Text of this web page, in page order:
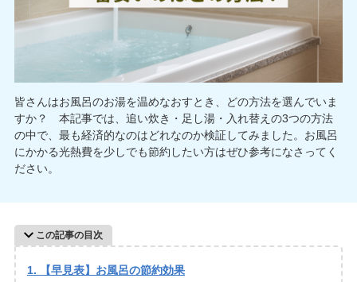
皆さんはお風呂のお湯を温めなおすとき、どの方法を選んでいま
すか？ 本記事では、追い炊き・足し湯・入れ替えの3つの方法
の中で、最も経済的なのはどれなのか検証してみました。お風呂
にかかる光熱費を少しでも節約したい方はぜひ参考になさってく
ださい。
この記事の目次
【早見表】お風呂の節約効果